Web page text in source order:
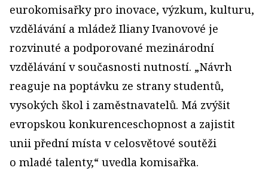
eurokomisařky pro inovace, výzkum, kulturu,
vzdělávání a mládež Iliany Ivanovové je
rozvinuté a podporované mezinárodní
vzdělávání v současnosti nutností. „Návrh
reaguje na poptávku ze strany studentů,
vysokých škol i zaměstnavatelů. Má zvýšit
evropskou konkurenceschopnost a zajistit
unii přední místa v celosvětové soutěži
o mladé talenty,“ uvedla komisařka.